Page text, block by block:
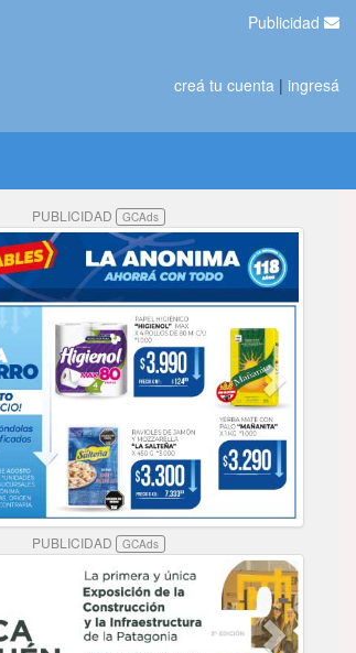
Publicidad
creá tu cuenta | ingresá
PUBLICIDAD GCAds
PUBLICIDAD GCAds